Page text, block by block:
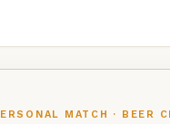
MATCH · BEER